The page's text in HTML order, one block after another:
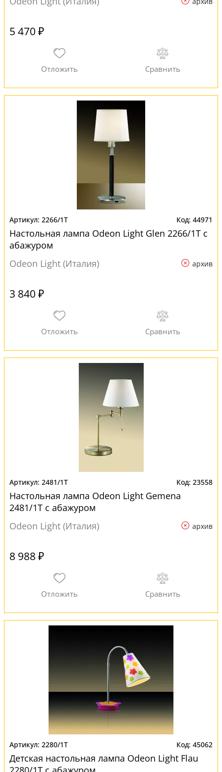
5 470 ₽
2266/1T 44971
Настольная лампа Odeon Light Glen 2266/1T с
абажуром
Odeon Light (Италия)
архив
3 840 ₽
2481/1T 23558
Настольная лампа Odeon Light Gemena
2481/1T с абажуром
Odeon Light (Италия)
архив
8 988 ₽
2280/1T 45062
Детская настольная лампа Odeon Light Flau